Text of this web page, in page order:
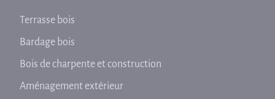
Terrasse bois
Bardage bois
Bois de charpente et construction
Aménagement extérieur